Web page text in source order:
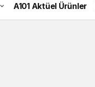
A101 Aktüel Ürünler